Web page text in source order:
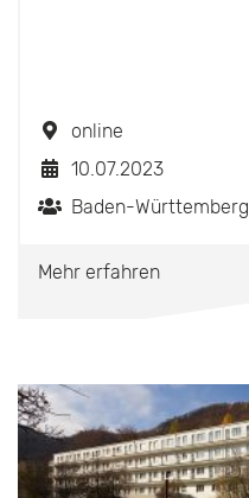
online
10.07.2023
Baden-Württemberg
Mehr erfahren